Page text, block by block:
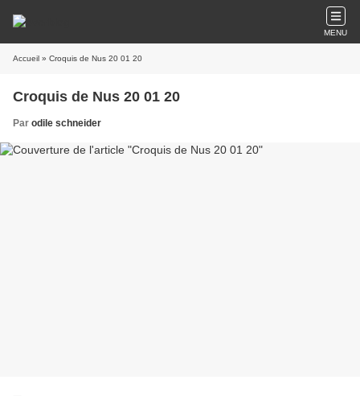
MENU
Accueil » Croquis de Nus 20 01 20
Croquis de Nus 20 01 20
Par odile schneider